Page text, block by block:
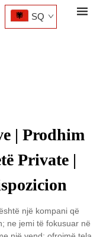
SQ
| Prodhim
Private |
një kompani që
ne jemi të fokusuar në